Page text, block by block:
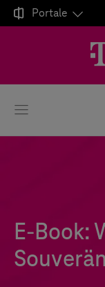
 Portale
E-Book: